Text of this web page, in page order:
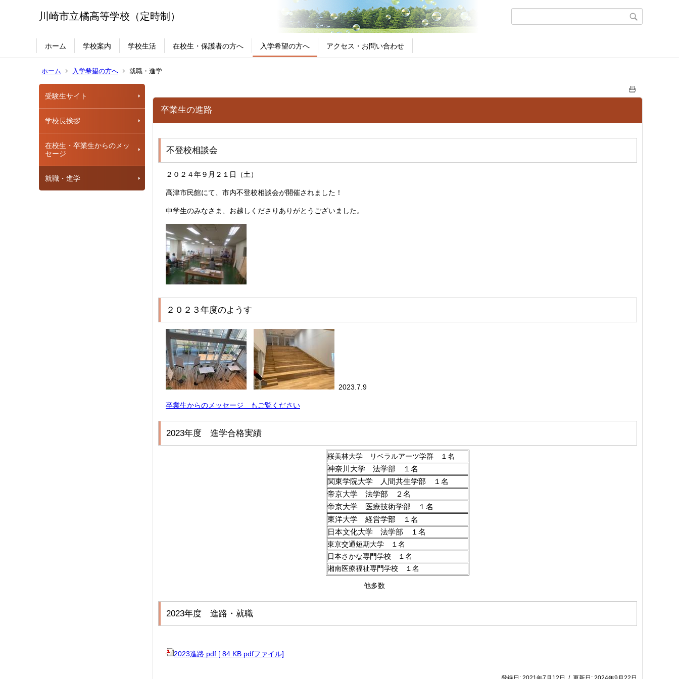
川崎市立橘高等学校（定時制）
ホーム 学校案内 学校生活 在校生・保護者の方へ 入学希望の方へ アクセス・お問い合わせ
ホーム 入学希望の方へ 就職・進学
受験生サイト
学校長挨拶
在校生・卒業生からのメッ
セージ
就職・進学
卒業生の進路
不登校相談会
２０２４年９月２１日（土）
高津市民館にて、市内不登校相談会が開催されました！
中学生のみなさま、お越しくださりありがとうございました。
２０２３年度のようす
2023.7.9
卒業生からのメッセージ もご覧ください
2023年度 進学合格実績
桜美林大学 リベラルアーツ学群 １名
神奈川大学 法学部 １名
関東学院大学 人間共生学部 １名
帝京大学 法学部 ２名
帝京大学 医療技術学部 １名
東洋大学 経営学部 １名
日本文化大学 法学部 １名
東京交通短期大学 １名
日本さかな専門学校 １名
湘南医療福祉専門学校 １名
他多数
2023年度 進路・就職
2023進路.pdf [ 84 KB pdfファイル]